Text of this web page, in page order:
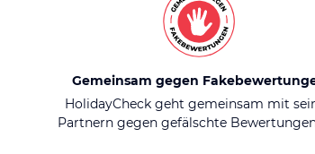
Gemeinsam gegen
HolidayCheck geht gemeinsam mit
Partnern gegen gefälschte